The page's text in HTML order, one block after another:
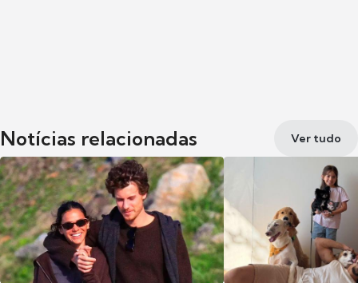
Notícias relacionadas Ver tudo